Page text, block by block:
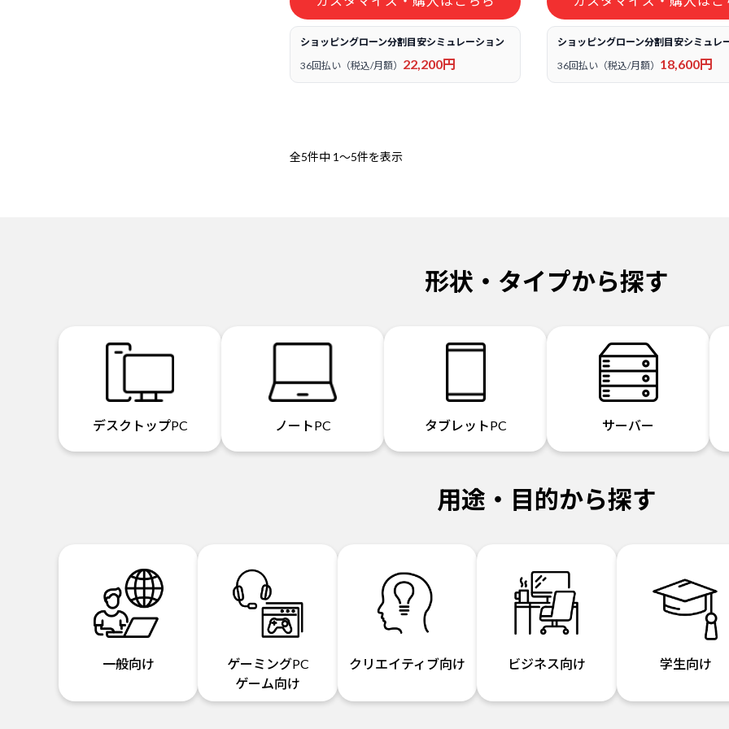
ショッピングローン分割目安シミュレーション
36回払い（税込/月額） 22,200円
ショッピングローン分割目安シミュレ
36回払い（税込/月額） 18,600円
全5件中 1～5件を表示
形状・タイプから探す
デスクトップPC ノートPC タブレットPC サーバー
用途・目的から探す
一般向け
ゲーミングPC
ゲーム向け
クリエイティブ向け ビジネス向け 学生向け